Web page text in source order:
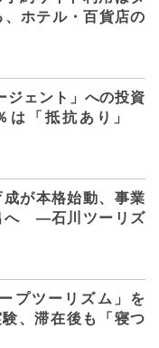
ホテル・百貨店の
ジェント」への投資
は「抵抗あり」
が本格始動、事業
へ ―石川ツーリズ
プツーリズム」を
、滞在後も「寝つ